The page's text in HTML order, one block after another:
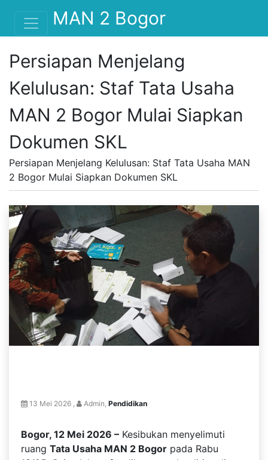
MAN 2 Bogor
Persiapan Menjelang
Kelulusan: Staf Tata Usaha
MAN 2 Bogor Mulai Siapkan
Dokumen SKL
Persiapan Menjelang Kelulusan: Staf Tata Usaha MAN
2 Bogor Mulai Siapkan Dokumen SKL
13 Mei 2026 , Admin, Pendidikan
Bogor, 12 Mei 2026 – Kesibukan menyelimuti
ruang Tata Usaha MAN 2 Bogor pada Rabu